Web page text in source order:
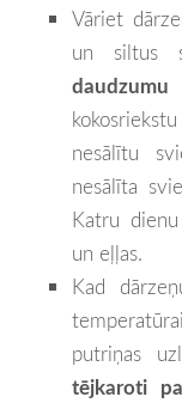
Vāriet
un siltus
nesālītu
nesālīta
Katru
un eļļas.
Kad
putriņas
tējkaroti